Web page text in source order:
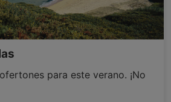
para este verano. ¡No